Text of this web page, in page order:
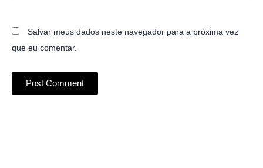
Salvar meus dados neste navegador para a próxima vez
que eu comentar.